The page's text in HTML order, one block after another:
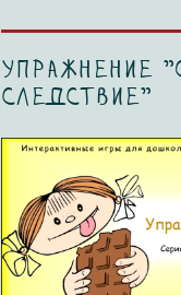
Упражнение
следствие"